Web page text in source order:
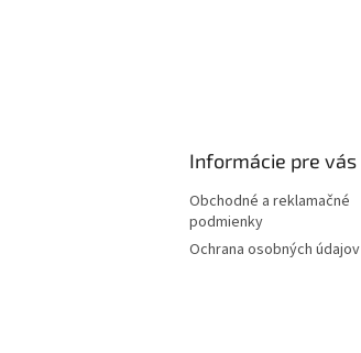
Informácie pre vás
Obchodné a reklamačné
podmienky
Ochrana osobných údajov